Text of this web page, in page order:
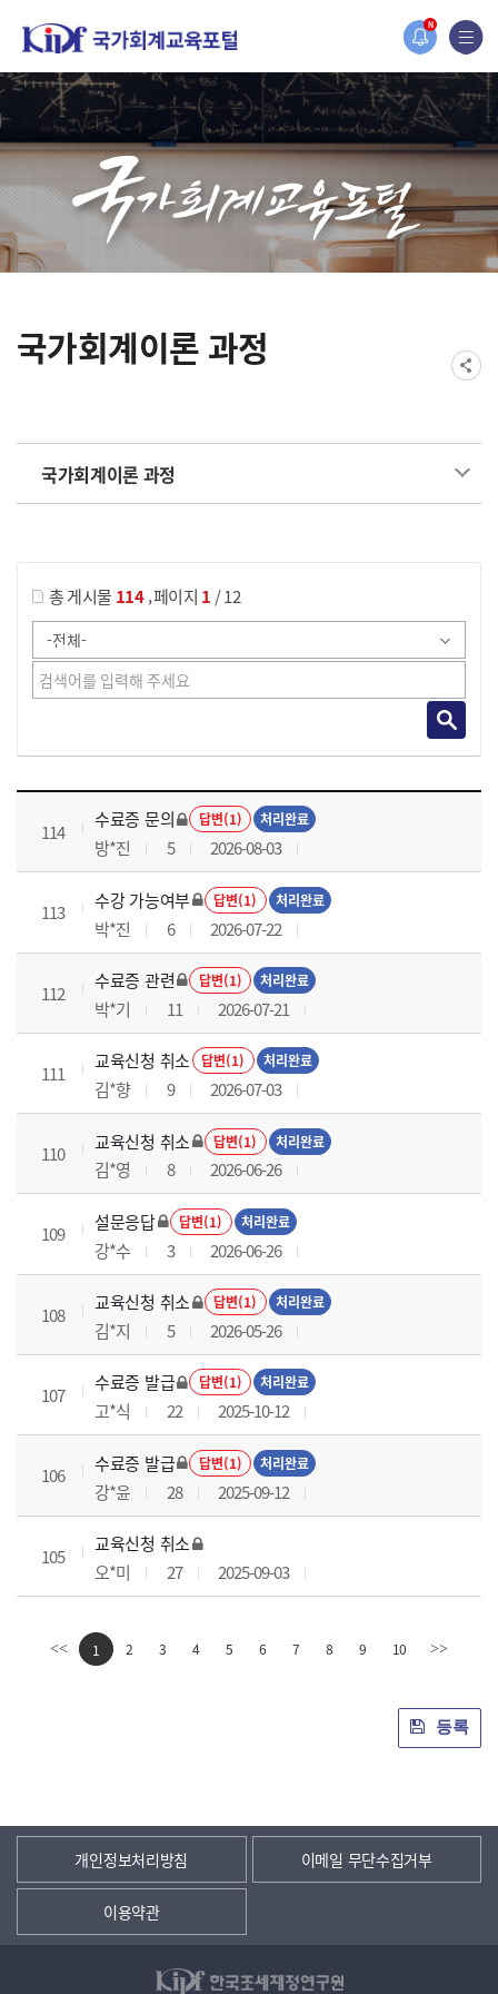
N
홈페이지가 새롭게 개편되었습니다.
한국조세재정연구원홈페이지가 새롭게 개설되었습니다.
국가회계이론 과정
국가회계이론 과정
총 게시물 114,페이지 1 / 12
국가회계이론 과정 목록 으로 번호, 제목, 작성자, 조회수, 등록 일로 나열 되고 있습니다.
114
수료증 문의 답변(1) 처리완료
방*진 5 2026-08-03
113
수강 가능여부 답변(1) 처리완료
박*진 6 2026-07-22
112
수료증 관련 답변(1) 처리완료
박*기 11 2026-07-21
111
교육신청 취소 답변(1) 처리완료
김*향 9 2026-07-03
110
교육신청 취소 답변(1) 처리완료
김*영 8 2026-06-26
109
설문응답 답변(1) 처리완료
강*수 3 2026-06-26
108
교육신청 취소 답변(1) 처리완료
김*지 5 2026-05-26
107
수료증 발급 답변(1) 처리완료
고*식 22 2025-10-12
106
수료증 발급 답변(1) 처리완료
강*윤 28 2025-09-12
105
교육신청 취소
오*미
27 2025-09-03
<< 1 2 3 4 5 6 7 8 9 10 >>
등록
개인정보처리방침 이메일 무단수집거부
이용약관